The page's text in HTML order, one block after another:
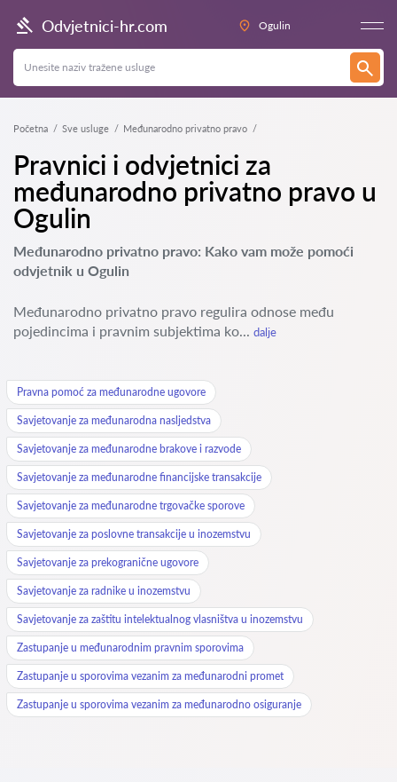
Odvjetnici-hr.com Ogulin
Početna Sve usluge Međunarodno privatno pravo
Pravnici i odvjetnici za
međunarodno privatno pravo u
Ogulin
Međunarodno privatno pravo: Kako vam može pomoći
odvjetnik u Ogulin
Međunarodno privatno pravo regulira odnose među
pojedincima i pravnim subjektima ko... dalje
Pravna pomoć za međunarodne ugovore
Savjetovanje za međunarodna nasljedstva
Savjetovanje za međunarodne brakove i razvode
Savjetovanje za međunarodne financijske transakcije
Savjetovanje za međunarodne trgovačke sporove
Savjetovanje za poslovne transakcije u inozemstvu
Savjetovanje za prekogranične ugovore
Savjetovanje za radnike u inozemstvu
Savjetovanje za zaštitu intelektualnog vlasništva u inozemstvu
Zastupanje u međunarodnim pravnim sporovima
Zastupanje u sporovima vezanim za međunarodni promet
Zastupanje u sporovima vezanim za međunarodno osiguranje